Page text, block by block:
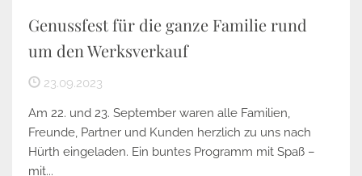
Genussfest für die ganze Familie rund
um den Werksverkauf
23.09.2023
Am 22. und 23. September waren alle Familien,
Freunde, Partner und Kunden herzlich zu uns nach
Hürth eingeladen. Ein buntes Programm mit Spaß –
mit...